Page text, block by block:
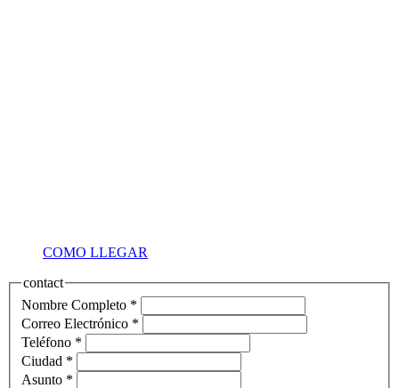
COMO LLEGAR
contact
Nombre Completo *
Correo Electrónico *
Teléfono *
Ciudad *
Asunto *